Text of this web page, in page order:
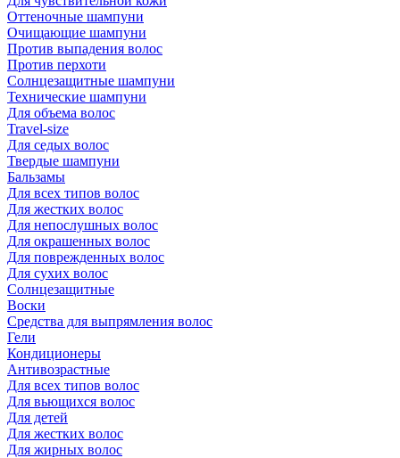
Оттеночные шампуни
Очищающие шампуни
Против выпадения волос
Против перхоти
Солнцезащитные шампуни
Технические шампуни
Для объема волос
Travel-size
Для седых волос
Твердые шампуни
Бальзамы
Для всех типов волос
Для жестких волос
Для непослушных волос
Для окрашенных волос
Для поврежденных волос
Для сухих волос
Солнцезащитные
Воски
Средства для выпрямления волос
Гели
Кондиционеры
Антивозрастные
Для всех типов волос
Для вьющихся волос
Для детей
Для жестких волос
Для жирных волос